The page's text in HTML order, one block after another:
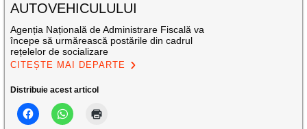
AUTOVEHICULULUI
Agenția Națională de Administrare Fiscală va
începe să urmărească postările din cadrul
rețelelor de socializare
CITEȘTE MAI DEPARTE
Distribuie acest articol